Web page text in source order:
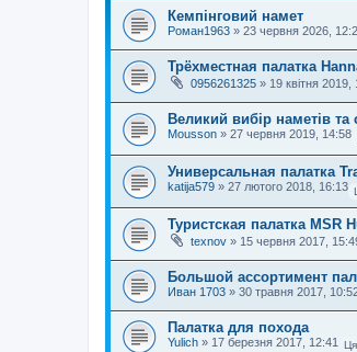
Кемпінговий намет
Роман1963 » 23 червня 2026,
Трёхместная палатка
0956261325 » 19 квітня 2019,
Великий вибір наметів
Mousson » 27 червня 2019, 14:58
Универсальная палатка
katija579 » 27 лютого 2018, 16:13
Туристская палатка MSR
texnov » 15 червня 2017,
Большой ассортимент
Иван 1703 » 30 травня 2017,
Палатка для похода
Yulich » 17 березня 2017, 12:41